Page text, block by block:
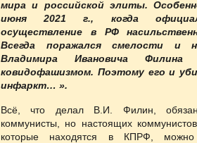
мира и российской элиты.
июня 2021 г., когда
осуществление в РФ
Всегда поражался смелости и
Владимира Ивановича
ковидофашизмом. Поэтому его и
инфаркт… ».
Всё, что делал В.И. Филин,
коммунисты, но настоящих
которые находятся в КПРФ, можно